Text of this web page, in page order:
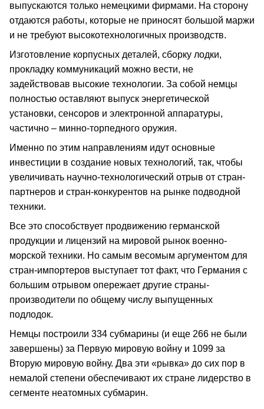
выпускаются только немецкими фирмами. На сторону
отдаются работы, которые не приносят большой маржи
и не требуют высокотехнологичных производств.
Изготовление корпусных деталей, сборку лодки,
прокладку коммуникаций можно вести, не
задействовав высокие технологии. За собой немцы
полностью оставляют выпуск энергетической
установки, сенсоров и электронной аппаратуры,
частично – минно-торпедного оружия.
Именно по этим направлениям идут основные
инвестиции в создание новых технологий, так, чтобы
увеличивать научно-технологический отрыв от стран-
партнеров и стран-конкурентов на рынке подводной
техники.
Все это способствует продвижению германской
продукции и лицензий на мировой рынок военно-
морской техники. Но самым весомым аргументом для
стран-импортеров выступает тот факт, что Германия с
большим отрывом опережает другие страны-
производители по общему числу выпущенных
подлодок.
Немцы построили 334 субмарины (и еще 266 не были
завершены) за Первую мировую войну и 1099 за
Вторую мировую войну. Два эти «рывка» до сих пор в
немалой степени обеспечивают их стране лидерство в
сегменте неатомных субмарин.